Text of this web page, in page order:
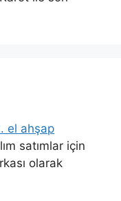
el ahşap
satımlar için
olarak